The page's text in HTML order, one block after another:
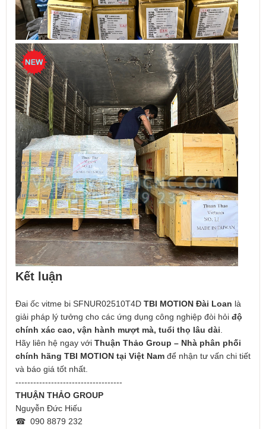
Kết luận
Đai ốc vitme bi SFNUR02510T4D TBI MOTION Đài Loan là
giải pháp lý tưởng cho các ứng dụng công nghiệp đòi hỏi độ
chính xác cao, vận hành mượt mà, tuổi thọ lâu dài
Hãy liên hệ ngay với Thuận Thảo Group – Nhà phân phối
chính hãng TBI MOTION tại Việt Nam để nhận tư vấn chi tiết
và báo giá tốt nhất.
------------------------------------
THUẬN THẢO GROUP
Nguyễn Đức Hiếu
☎ 090 8879 232